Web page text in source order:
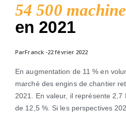
54 500
en 2021
ParFranck -22 février 2022
En augmentation de 11 % en
marché des engins de chantier
2021. En valeur, il représente 2,7
de 12,5 %. Si les perspectives